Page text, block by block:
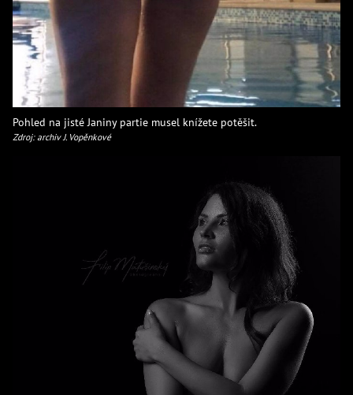
Pohled na jisté Janiny partie musel knížete potěšit.
Zdroj: archiv J. Vopěnkové